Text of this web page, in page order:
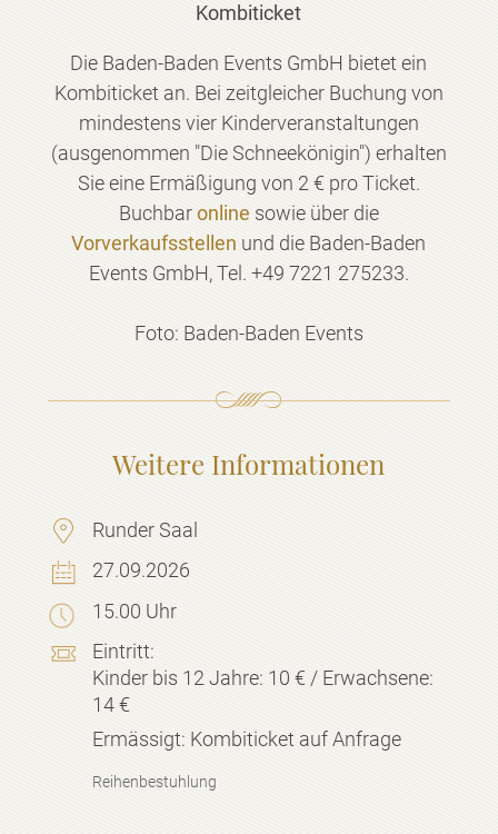
Kombiticket
Die Baden-Baden Events GmbH bietet ein
Kombiticket an. Bei zeitgleicher Buchung von
mindestens vier Kinderveranstaltungen
(ausgenommen "Die Schneekönigin") erhalten
Sie eine Ermäßigung von 2 € pro Ticket.
Buchbaronline sowie über die
Vorverkaufsstellen und die Baden-Baden
Events GmbH, Tel. +49 7221 275233.
Foto: Baden-Baden Events
Weitere Informationen
Runder Saal
27.09.2026
15.00 Uhr
Eintritt:
Kinder bis 12 Jahre: 10 € / Erwachsene:
14 €
Ermässigt: Kombiticket auf Anfrage
Reihenbestuhlung